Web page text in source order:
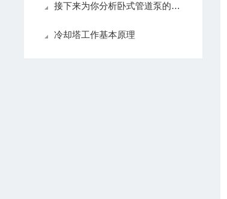
接下来为你分析卧式管道泵的操作步骤
冷却塔工作基本原理